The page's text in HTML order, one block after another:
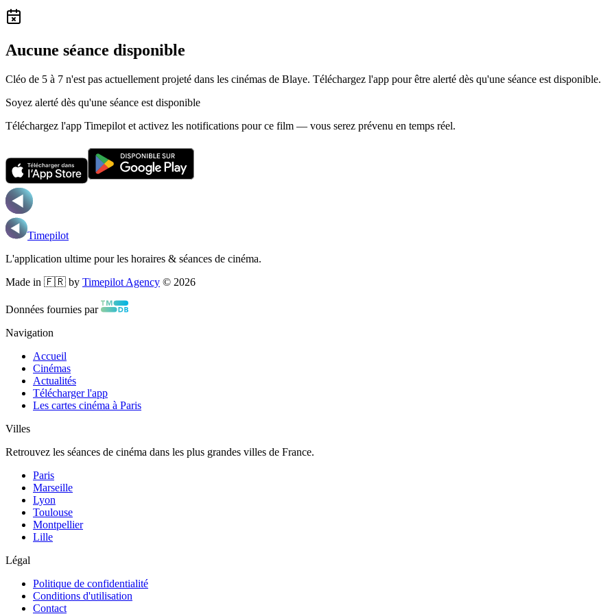
Aucune séance disponible
Cléo de 5 à 7 n'est pas actuellement projeté dans les cinémas de Blaye. Téléchargez l'app pour être alerté dès qu'une séance est disponible.
Soyez alerté dès qu'une séance est disponible
Téléchargez l'app Timepilot et activez les notifications pour ce film — vous serez prévenu en temps réel.
Timepilot
L'application ultime pour les horaires & séances de cinéma.
Made in 🇫🇷 by Timepilot Agency © 2026
Données fournies par
Navigation
Accueil
Cinémas
Actualités
Télécharger l'app
Les cartes cinéma à Paris
Villes
Retrouvez les séances de cinéma dans les plus grandes villes de France.
Paris
Marseille
Lyon
Toulouse
Montpellier
Lille
Légal
Politique de confidentialité
Conditions d'utilisation
Contact